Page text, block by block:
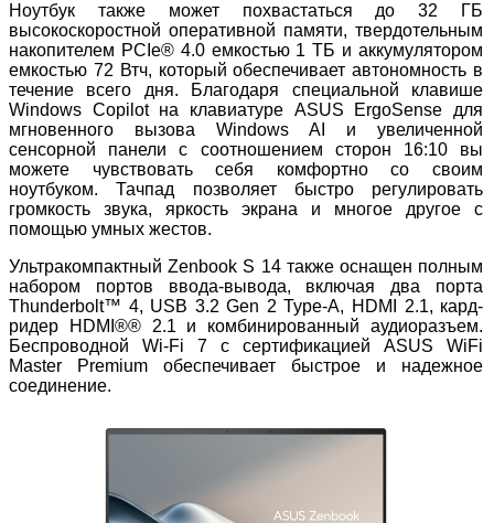
Ноутбук также может похвастаться до 32 ГБ
высокоскоростной оперативной памяти, твердотельным
накопителем PCIe® 4.0 емкостью 1 ТБ и аккумулятором
емкостью 72 Втч, который обеспечивает автономность в
течение всего дня. Благодаря специальной клавише
Windows Copilot на клавиатуре ASUS ErgoSense для
мгновенного вызова Windows AI и увеличенной
сенсорной панели с соотношением сторон 16:10 вы
можете чувствовать себя комфортно со своим
ноутбуком. Тачпад позволяет быстро регулировать
громкость звука, яркость экрана и многое другое с
помощью умных жестов.
Ультракомпактный Zenbook S 14 также оснащен полным
набором портов ввода-вывода, включая два порта
Thunderbolt™ 4, USB 3.2 Gen 2 Type-A, HDMI 2.1, кард-
ридер HDMI®® 2.1 и комбинированный аудиоразъем.
Беспроводной Wi-Fi 7 с сертификацией ASUS WiFi
Master Premium обеспечивает быстрое и надежное
соединение.